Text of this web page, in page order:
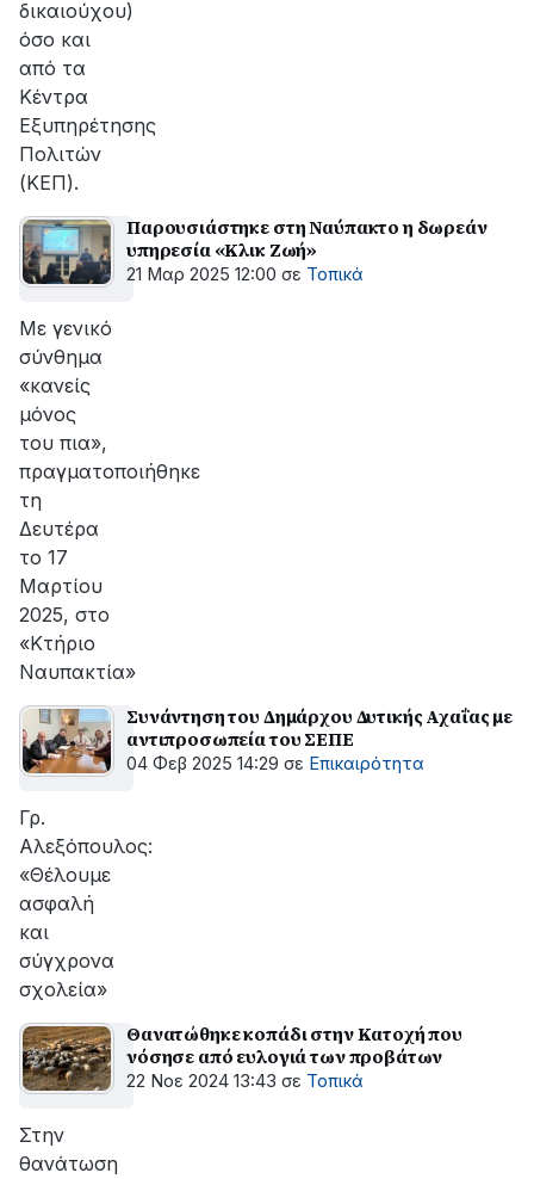
δικαιούχου)
όσο και
από τα
Κέντρα
Εξυπηρέτησης
Πολιτών
(ΚΕΠ).
Παρουσιάστηκε στη Ναύπακτο η δωρεάν
υπηρεσία «Κλικ Ζωή»
21 Μαρ 2025 12:00 σε Τοπικά
Με γενικό
σύνθημα
«κανείς
μόνος
του πια»,
πραγματοποιήθηκε
τη
Δευτέρα
το 17
Μαρτίου
2025, στο
«Κτήριο
Ναυπακτία»
Συνάντηση του Δημάρχου Δυτικής Αχαΐας με
αντιπροσωπεία του ΣΕΠΕ
04 Φεβ 2025 14:29 σε Επικαιρότητα
Γρ.
Αλεξόπουλος:
«Θέλουμε
ασφαλή
και
σύγχρονα
σχολεία»
Θανατώθηκε κοπάδι στην Κατοχή που
νόσησε από ευλογιά των προβάτων
22 Νοε 2024 13:43 σε Τοπικά
Στην
θανάτωση